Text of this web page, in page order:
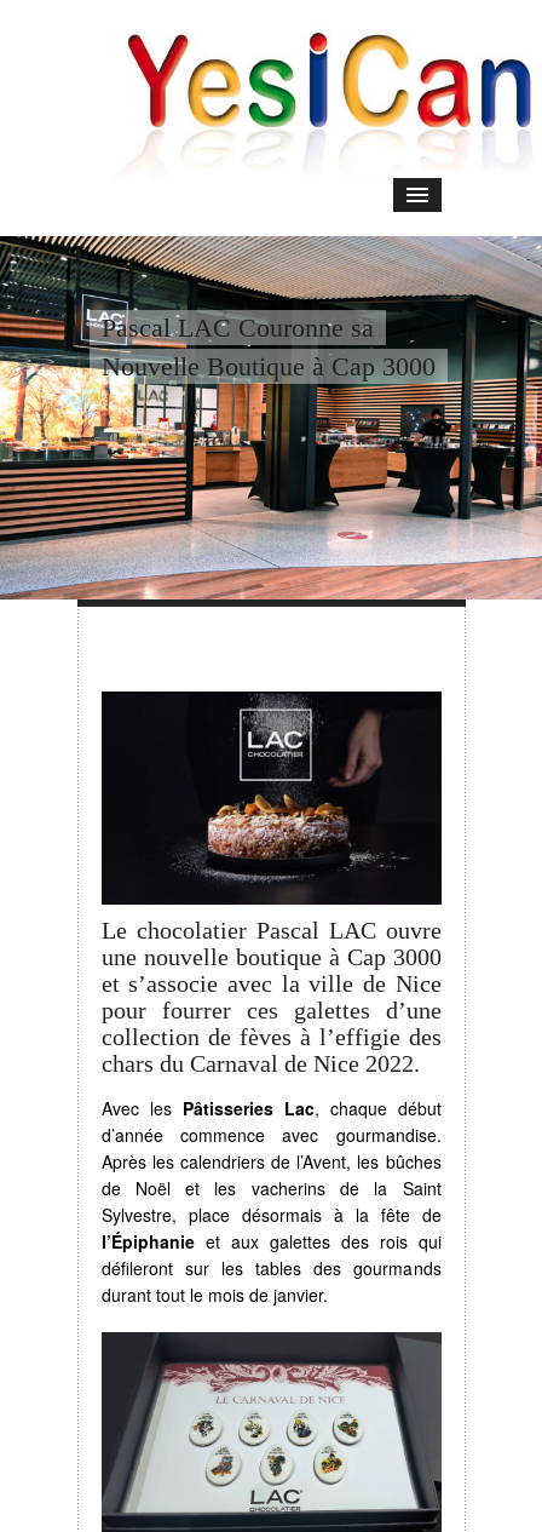
Pascal LAC Couronne sa
Nouvelle Boutique à Cap 3000
Le chocolatier Pascal LAC ouvre
une nouvelle boutique à Cap 3000
et s’associe avec la ville de Nice
pour fourrer ces galettes d’une
collection de fèves à l’effigie des
chars du Carnaval de Nice 2022.
Avec les Pâtisseries Lac, chaque début
d’année commence avec gourmandise.
Après les calendriers de l’Avent, les bûches
de Noël et les vacherins de la Saint
Sylvestre, place désormais à la fête de
l’Épiphanieet aux galettes des rois qui
défileront sur les tables des gourmands
durant tout le mois de janvier.